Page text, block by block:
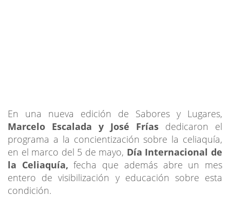
En una nueva edición de Sabores y Lugares,
Marcelo Escalada y José Frías dedicaron el
programa a la concientización sobre la celiaquía,
en el marco del 5 de mayo, Día Internacional de
la Celiaquía, fecha que además abre un mes
entero de visibilización y educación sobre esta
condición.